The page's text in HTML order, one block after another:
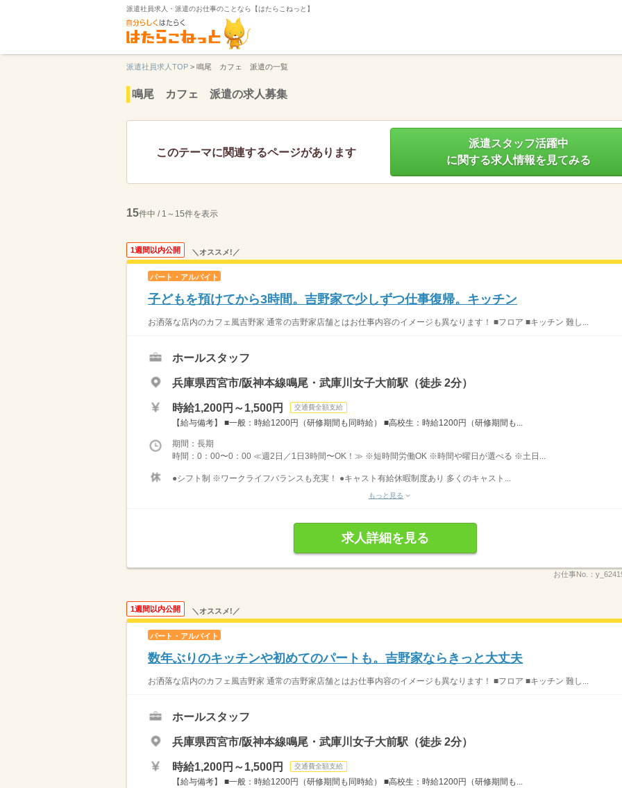
派遣社員求人・派遣のお仕事のことなら【はたらこねっと】
派遣社員求人TOP > 鳴尾 カフェ 派遣の一覧
鳴尾 カフェ 派遣の求人募集
このテーマに関連するページがあります
派遣スタッフ活躍中
に関する求人情報を見てみる
15件中 / 1～15件を表示
1週間以内公開 ＼オススメ!／
パート・アルバイト
子どもを預けてから3時間。吉野家で少しずつ仕事復帰。キッチン
お洒落な店内のカフェ風吉野家 通常の吉野家店舗とはお仕事内容のイメージも異なります！ ■フロア ■キッチン 難し...
ホールスタッフ
兵庫県西宮市/阪神本線鳴尾・武庫川女子大前駅（徒歩 2分）
時給1,200円～1,500円 交通費全額支給
【給与備考】 ■一般：時給1200円（研修期間も同時給） ■高校生：時給1200円（研修期間も...
期間：長期
時間：0：00〜0：00 ≪週2日／1日3時間〜OK！≫ ※短時間労働OK ※時間や曜日が選べる ※土日...
●シフト制 ※ワークライフバランスも充実！ ●キャスト有給休暇制度あり 多くのキャスト...
もっと見る
求人詳細を見る
お仕事No.：
1週間以内公開 ＼オススメ!／
パート・アルバイト
数年ぶりのキッチンや初めてのパートも。吉野家ならきっと大丈夫
お洒落な店内のカフェ風吉野家 通常の吉野家店舗とはお仕事内容のイメージも異なります！ ■フロア ■キッチン 難し...
ホールスタッフ
兵庫県西宮市/阪神本線鳴尾・武庫川女子大前駅（徒歩 2分）
時給1,200円～1,500円 交通費全額支給
【給与備考】 ■一般：時給1200円（研修期間も同時給） ■高校生：時給1200円（研修期間も...